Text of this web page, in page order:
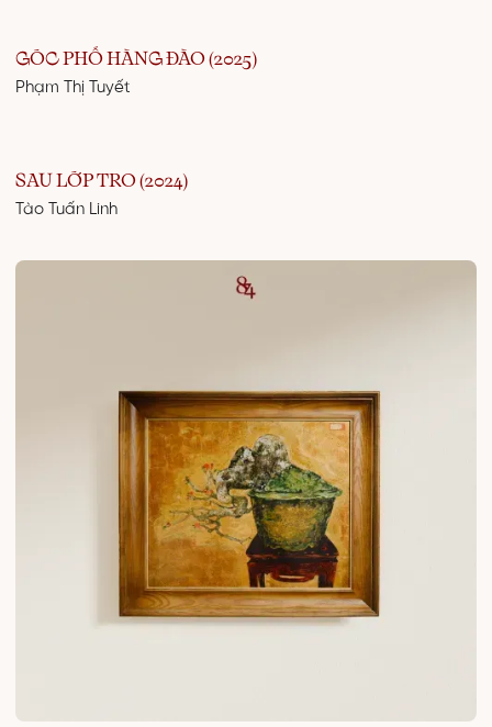
GÓC PHỐ HÀNG ĐÀO (2025)
Phạm Thị Tuyết
SAU LỚP TRO (2024)
Tào Tuấn Linh